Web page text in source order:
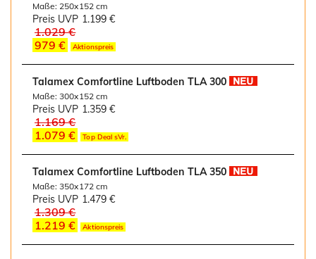
Maße: 250x152 cm
Preis UVP 1.199 €
1.029 €
979 €
Aktionspreis
Talamex Comfortline Luftboden TLA 300
Maße: 300x152 cm
Preis UVP 1.359 €
1.169 €
1.079 €
Top Deal sVr.
Talamex Comfortline Luftboden TLA 350
Maße: 350x172 cm
Preis UVP 1.479 €
1.309 €
1.219 €
Aktionspreis